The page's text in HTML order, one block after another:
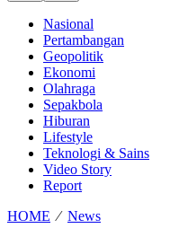
Nasional
Pertambangan
Geopolitik
Ekonomi
Olahraga
Sepakbola
Hiburan
Lifestyle
Teknologi & Sains
Video Story
Report
HOME ⁄ News